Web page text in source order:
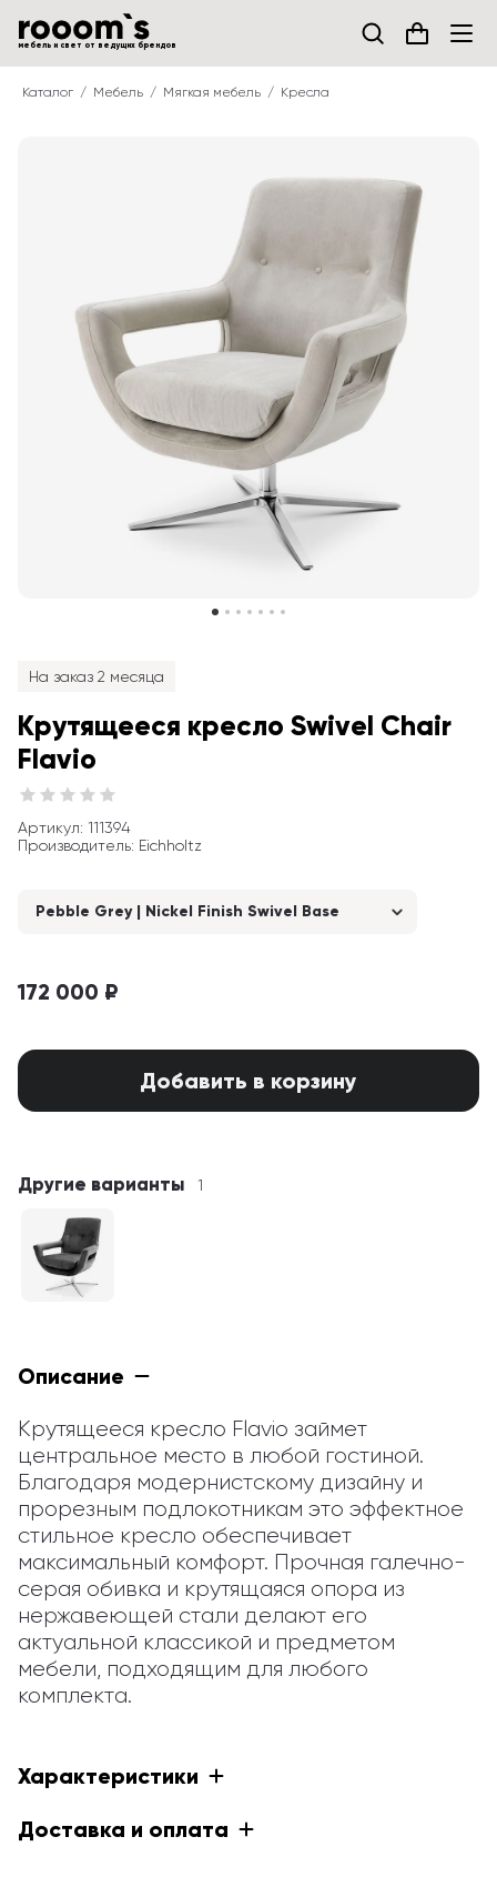
мебель и свет от ведущих брендов
Каталог Мебель Мягкая мебель Кресла
На заказ 2 месяца
Крутящееся кресло Swivel Chair
Flavio
Артикул: 111394
Производитель: Eichholtz
Pebble Grey | Nickel Finish Swivel Base
172 000 ₽
Добавить в корзину
Другие варианты 1
Описание
Крутящееся кресло Flavio займет
центральное место в любой гостиной.
Благодаря модернистскому дизайну и
прорезным подлокотникам это эффектное
стильное кресло обеспечивает
максимальный комфорт. Прочная галечно-
серая обивка и крутящаяся опора из
нержавеющей стали делают его
актуальной классикой и предметом
мебели, подходящим для любого
комплекта.
Характеристики
Доставка и оплата